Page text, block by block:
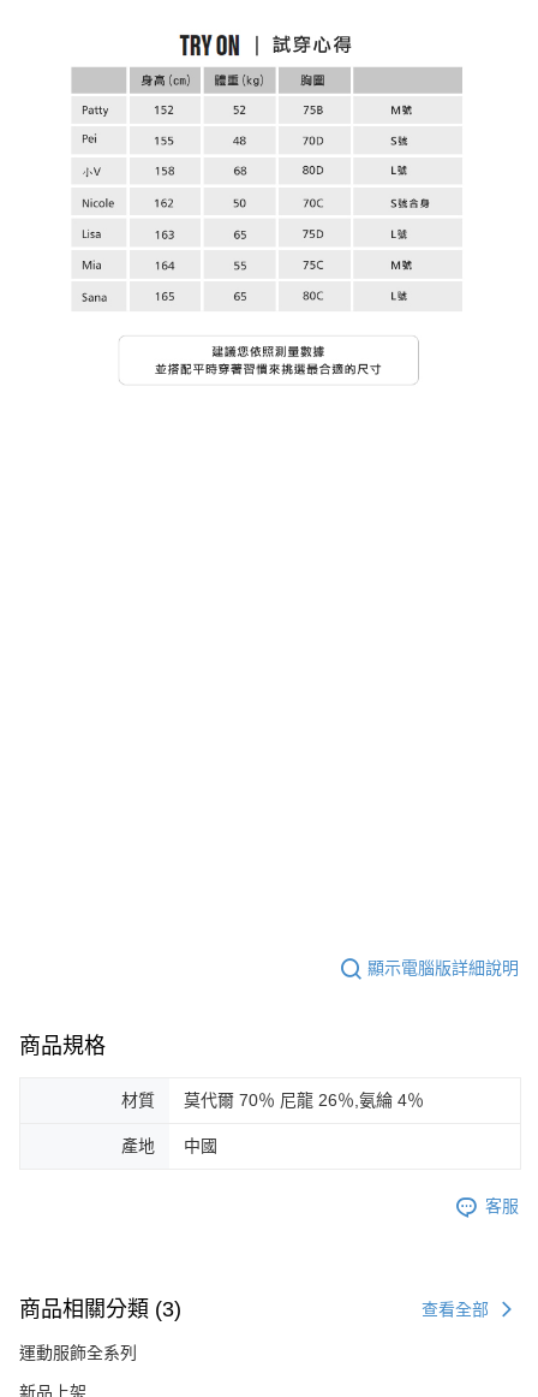
顯示電腦版詳細說明
商品規格
材質 莫代爾 70％ 尼龍 26％,氨綸 4％
產地 中國
客服
商品相關分類 (3) 查看全部
運動服飾全系列
新品上架